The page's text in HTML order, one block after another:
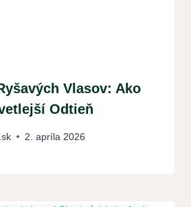
Vlasov: Ako
Odtieň
2. apríla 2026